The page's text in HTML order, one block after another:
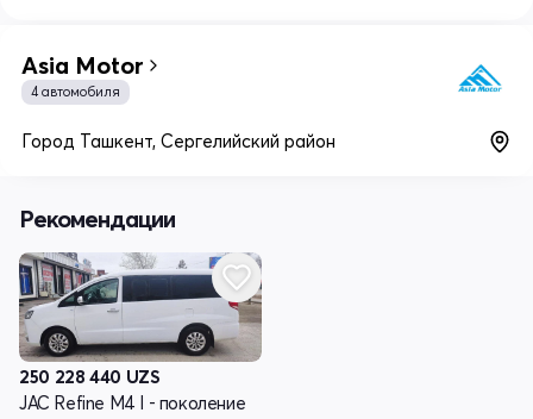
Asia Motor
4 автомобиля
Город Ташкент, Сергелийский район
Рекомендации
250 228 440 UZS
JAC Refine M4 I - поколение